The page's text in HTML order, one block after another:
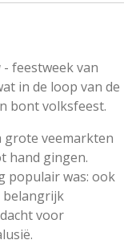
- feestweek van
in de loop van de
bont volksfeest.
grote veemarkten
hand gingen.
populair was: ook
belangrijk
voor